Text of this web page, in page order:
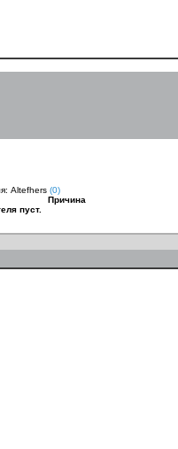
Altefhers (0)
Причина
пуст.